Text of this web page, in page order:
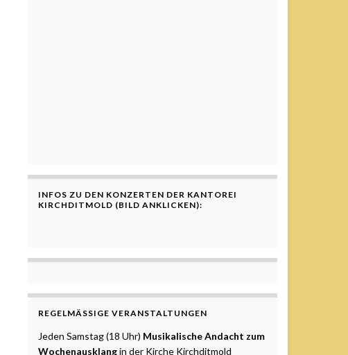
INFOS ZU DEN KONZERTEN DER KANTOREI
KIRCHDITMOLD (BILD ANKLICKEN):
REGELMÄSSIGE VERANSTALTUNGEN
Jeden Samstag (18 Uhr) Musikalische Andacht zum
Wochenausklangin der Kirche Kirchditmold